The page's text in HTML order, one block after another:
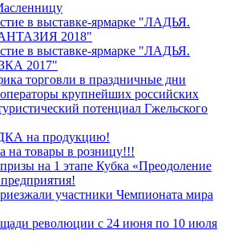
в выставке-ярмарке "ЛАДЬЯ.
2018"
в выставке-ярмарке "ЛАДЬЯ.
2017"
торговли в праздничные дни
крупнейших российских
потенциал Гжельского
на продукцию!
на товары в розницу!!!
на 1 этапе Кубка «Преодоление
участники Чемпионата мира
революции с 24 июня по 10 июля